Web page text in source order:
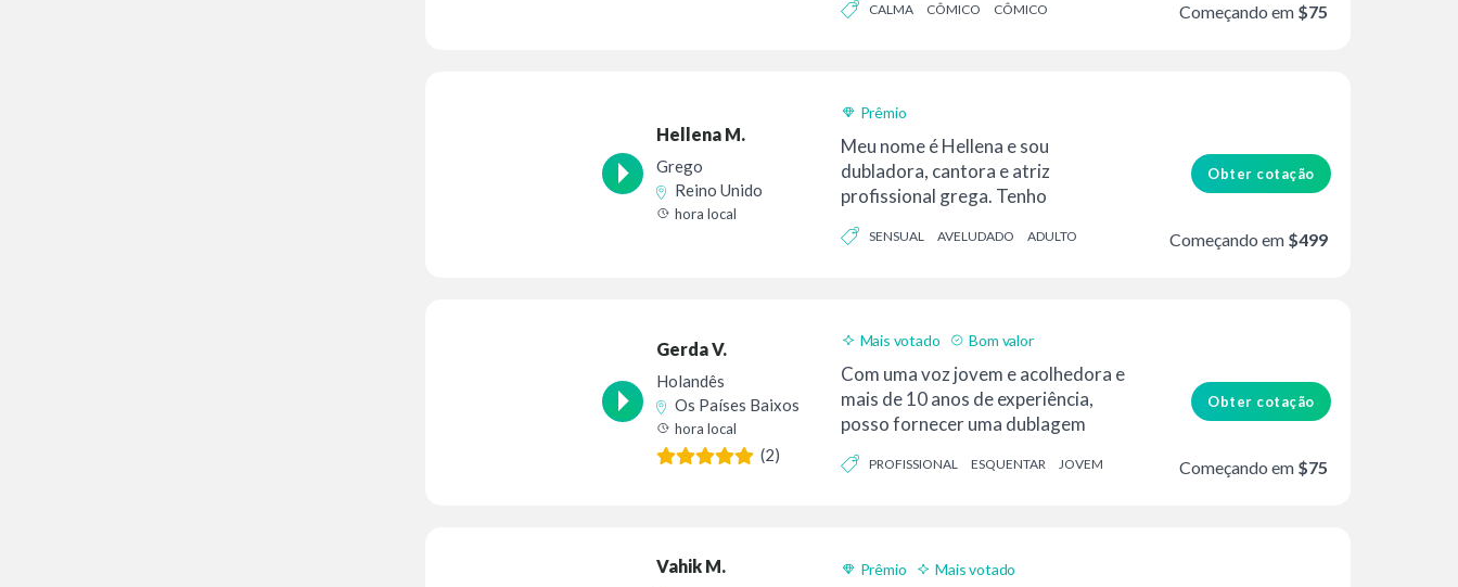
CALMA CÔMICO CÔMICO Começando em $75
Hellena M.
Grego
Reino Unido
hora local
Prêmio
Meu nome é Hellena e sou
dubladora, cantora e atriz
profissional grega. Tenho
SENSUAL AVELUDADO ADULTO
Obter cotação
Começando em $499
Gerda V.
Holandês
Os Países Baixos
hora local
(2)
Mais votado Bom valor
Com uma voz jovem e acolhedora e
mais de 10 anos de experiência,
posso fornecer uma dublagem
PROFISSIONAL ESQUENTAR JOVEM
Obter cotação
Começando em $75
Vahik M. Prêmio Mais votado